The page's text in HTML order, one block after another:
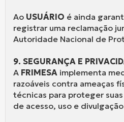
Ao USUÁRIO é ainda
registrar uma reclamação
Autoridade Nacional de
9. SEGURANÇA E
A FRIMESA implementa
razoáveis contra ameaças
técnicas para proteger
de acesso, uso e